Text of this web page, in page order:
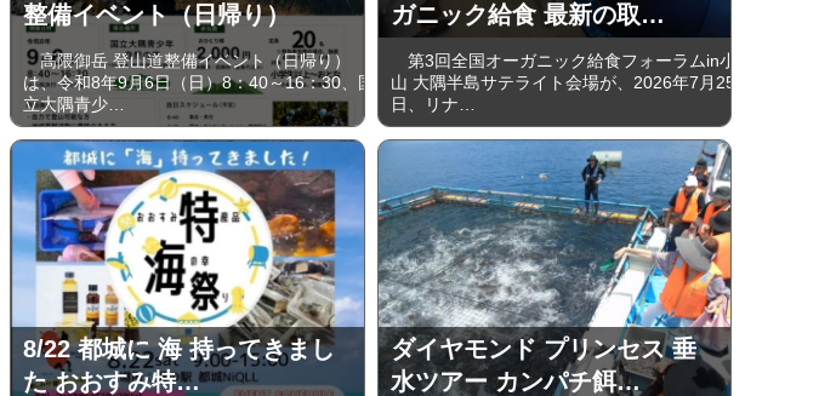
整備イベント（日帰り）
高隈御岳 登山道整備イベント（日帰り）
は、令和8年9月6日（日）8：40～16：30、国
立大隅青少…
ガニック給食 最新の取…
第3回全国オーガニック給食フォーラムin小
山 大隅半島サテライト会場が、2026年7月25
日、リナ…
8/22 都城に 海 持ってきまし
た おおすみ特…
ダイヤモンド プリンセス 垂
水ツアー カンパチ餌…